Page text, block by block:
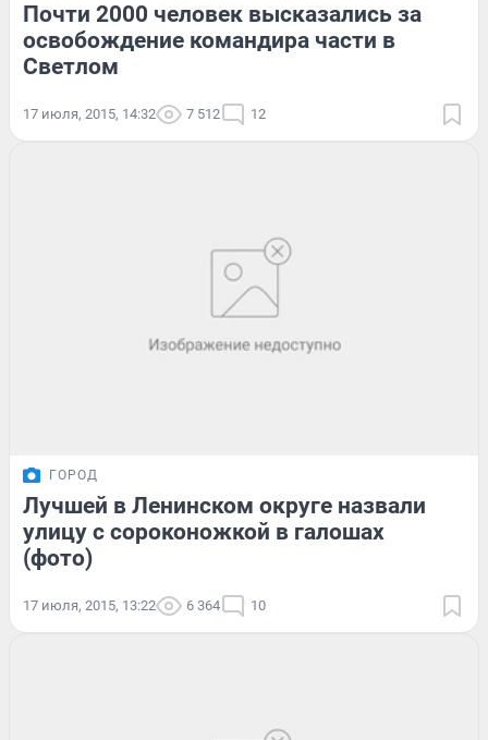
Почти 2000 человек высказались за
освобождение командира части в
Светлом
17 июля, 2015, 14:32 7 512 12
ГОРОД
Лучшей в Ленинском округе назвали
улицу с сороконожкой в галошах
(фото)
17 июля, 2015, 13:22 6 364 10